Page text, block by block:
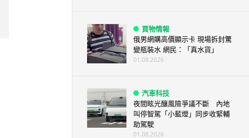
買物情報
俄男網購高價顯示卡 現場拆封驚
變瓶裝水 網民：「真水貨」
01.08.2026
汽車科技
夜間眩光釀風險爭議不斷 內地
叫停智駕「小藍燈」同步收緊輔
助駕駛
01.08.2026